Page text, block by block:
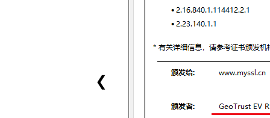
❮